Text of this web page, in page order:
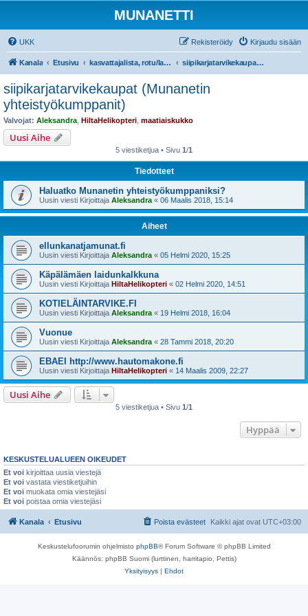
MUNANETTI
UKK Kirjaudu sisään
Rekisteröidy
Kanala Etusivu kasvattajalista, rotu/lajiesittelyt, siipikarjatarvikekaupat siipikarjatarvikekaupat (Munanetin yhteistyökumppanit)
siipikarjatarvikekaupat (Munanetin
yhteistyökumppanit)
Valvojat: Aleksandra HiltaHelikopteri maatiaiskukko
Uusi Aihe
5 viestiketjua • Sivu 1/1
Tiedotteet
Haluatko Munanetin yhteistyökumppaniksi?
Uusin viesti Kirjoittaja Aleksandra « 06 Maalis 2018, 15:14
Aiheet
ellunkanatjamunat.fi
Uusin viesti Kirjoittaja Aleksandra « 05 Helmi 2020, 15:25
Käpälämäen laidunkalkkuna
Uusin viesti Kirjoittaja HiltaHelikopteri « 02 Helmi 2020, 14:51
KOTIELÄINTARVIKE.FI
Uusin viesti Kirjoittaja Aleksandra « 19 Helmi 2018, 16:04
Vuonue
Uusin viesti Kirjoittaja Aleksandra « 28 Tammi 2018, 20:20
EBAEI http://www.hautomakone.fi
Uusin viesti Kirjoittaja HiltaHelikopteri « 14 Maalis 2009, 22:27
Uusi Aihe
5 viestiketjua • Sivu 1/1
Hyppää
KESKUSTELUALUEEN OIKEUDET
Et voi kirjoittaa uusia viestejä
Et voi vastata viestiketjuihin
Et voi muokata omia viestejäsi
Et voi poistaa omia viestejäsi
Kanala Etusivu Kaikki ajat ovat UTC+03:00
Poista evästeet
Keskustelufoorumin ohjelmisto phpBB® Forum Software © phpBB Limited
Käännös: phpBB Suomi (lurttinen, harritapio, Pettis)
Yksityisyys | Ehdot